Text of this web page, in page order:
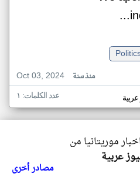
Oct 03, 2024
منذ سنة
عدد الكلمات: ١
موريتانيا من
عربية
مصادر أخرى